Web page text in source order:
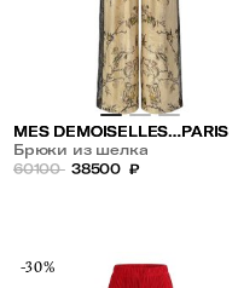
MES DEMOISELLES…PARIS
Брюки из шелка
60100 38500 ₽
-30%